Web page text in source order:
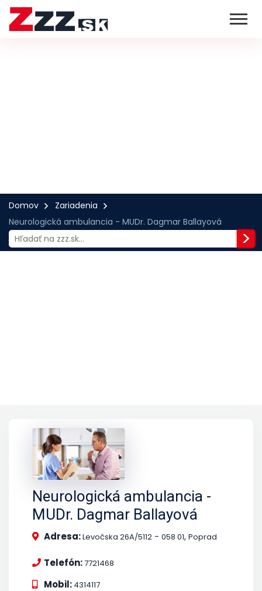
Domov
Zariadenia
Neurologická ambulancia - MUDr. Dagmar Ballayová
Neurologická ambulancia -
MUDr. Dagmar Ballayová
Adresa:Levočska 26A/5112 - 058 01, Poprad
Telefón:7721468
Mobil: 4314117